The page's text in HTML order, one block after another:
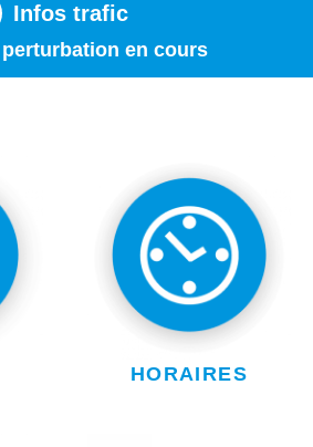
Infos trafic
en cours
HORAIRES